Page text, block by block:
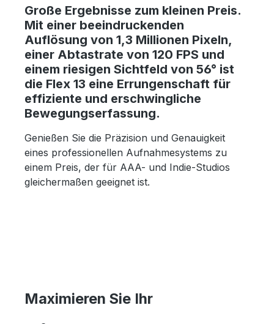
Große Ergebnisse zum kleinen Preis.
Mit einer beeindruckenden
Auflösung von 1,3 Millionen Pixeln,
einer Abtastrate von 120 FPS und
einem riesigen Sichtfeld von 56° ist
die Flex 13 eine Errungenschaft für
effiziente und erschwingliche
Bewegungserfassung.
Genießen Sie die Präzision und Genauigkeit
eines professionellen Aufnahmesystems zu
einem Preis, der für AAA- und Indie-Studios
gleichermaßen geeignet ist.
Maximieren Sie Ihr